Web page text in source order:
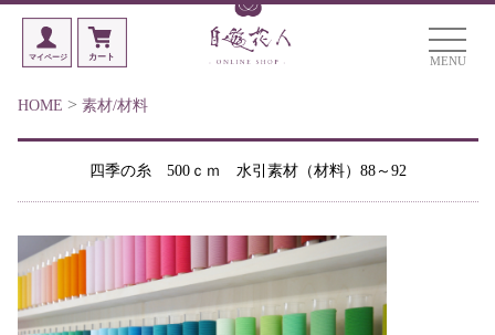
MENU
HOME > 素材/材料
四季の糸 500ｃｍ 水引素材（材料）88～92